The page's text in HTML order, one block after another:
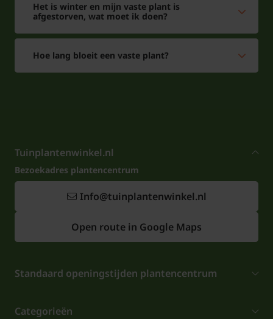
Het is winter en mijn vaste plant is
afgestorven, wat moet ik doen?
Hoe lang bloeit een vaste plant?
Tuinplantenwinkel.nl
Bezoekadres plantencentrum
Info@tuinplantenwinkel.nl
Open route in Google Maps
Standaard openingstijden plantencentrum
Categorieën